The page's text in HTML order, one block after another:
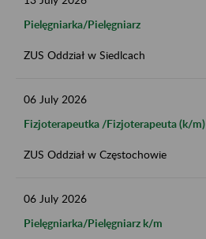
Pielęgniarka/Pielęgniarz
ZUS Oddział w Siedlcach
06 July 2026
Fizjoterapeutka /Fizjoterapeuta (k/m)
ZUS Oddział w Częstochowie
06 July 2026
Pielęgniarka/Pielęgniarz k/m